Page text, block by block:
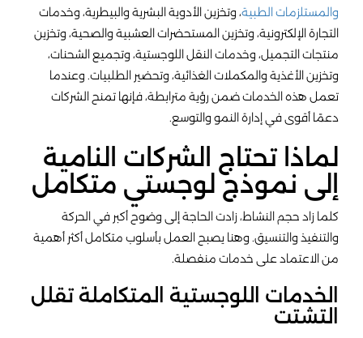
والمستلزمات الطبية، وتخزين الأدوية البشرية والبيطرية، وخدمات
التجارة الإلكترونية، وتخزين المستحضرات العشبية والصحية، وتخزين
منتجات التجميل، وخدمات النقل اللوجستية، وتجميع الشحنات،
وتخزين الأغذية والمكملات الغذائية، وتحضير الطلبيات. وعندما
تعمل هذه الخدمات ضمن رؤية مترابطة، فإنها تمنح الشركات
دعمًا أقوى في إدارة النمو والتوسع.
لماذا تحتاج الشركات النامية
إلى نموذج لوجستي متكامل
كلما زاد حجم النشاط، زادت الحاجة إلى وضوح أكبر في الحركة
والتنفيذ والتنسيق. وهنا يصبح العمل بأسلوب متكامل أكثر أهمية
من الاعتماد على خدمات منفصلة.
الخدمات اللوجستية المتكاملة تقلل
التشتت